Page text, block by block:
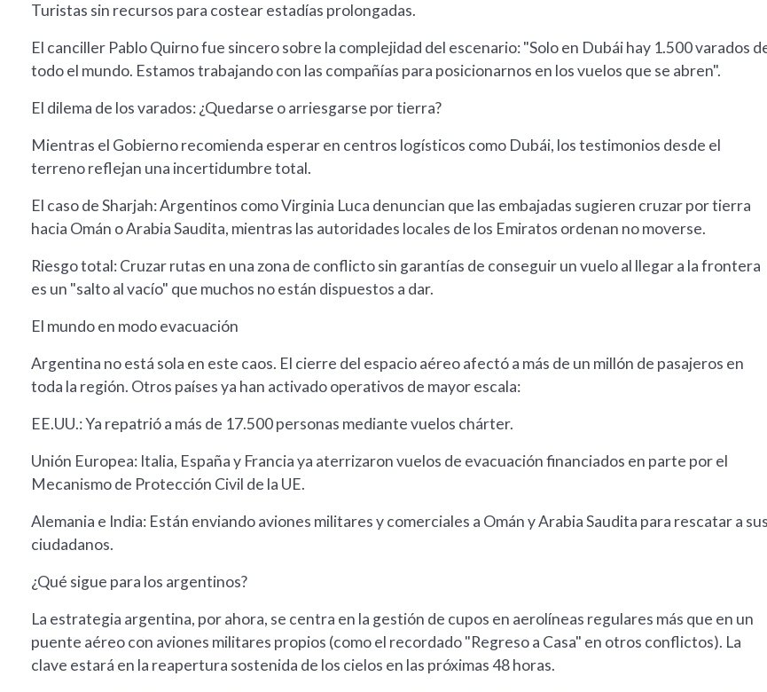
Turistas sin recursos para costear estadías prolongadas.
El canciller Pablo Quirno fue sincero sobre la complejidad del escenario: "Solo en Dubái hay 1.500 varados
todo el mundo. Estamos trabajando con las compañías para posicionarnos en los vuelos que se abren".
El dilema de los varados: ¿Quedarse o arriesgarse por tierra?
Mientras el Gobierno recomienda esperar en centros logísticos como Dubái, los testimonios desde el
terreno reflejan una incertidumbre total.
El caso de Sharjah: Argentinos como Virginia Luca denuncian que las embajadas sugieren cruzar por tierra
hacia Omán o Arabia Saudita, mientras las autoridades locales de los Emiratos ordenan no moverse.
Riesgo total: Cruzar rutas en una zona de conflicto sin garantías de conseguir un vuelo al llegar a la frontera
es un "salto al vacío" que muchos no están dispuestos a dar.
El mundo en modo evacuación
Argentina no está sola en este caos. El cierre del espacio aéreo afectó a más de un millón de pasajeros en
toda la región. Otros países ya han activado operativos de mayor escala:
EE.UU.: Ya repatrió a más de 17.500 personas mediante vuelos chárter.
Unión Europea: Italia, España y Francia ya aterrizaron vuelos de evacuación financiados en parte por el
Mecanismo de Protección Civil de la UE.
Alemania e India: Están enviando aviones militares y comerciales a Omán y Arabia Saudita para rescatar a sus
ciudadanos.
¿Qué sigue para los argentinos?
La estrategia argentina, por ahora, se centra en la gestión de cupos en aerolíneas regulares más que en un
puente aéreo con aviones militares propios (como el recordado "Regreso a Casa" en otros conflictos). La
clave estará en la reapertura sostenida de los cielos en las próximas 48 horas.